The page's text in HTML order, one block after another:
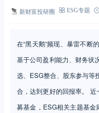
新财富投研圈 ESG专题
在“黑天鹅”频现、暴雷不断
基于公司盈利能力、财务状
选、ESG整合、股东参与等
合，达到更好的回报率。
募基金，ESG相关主题基金